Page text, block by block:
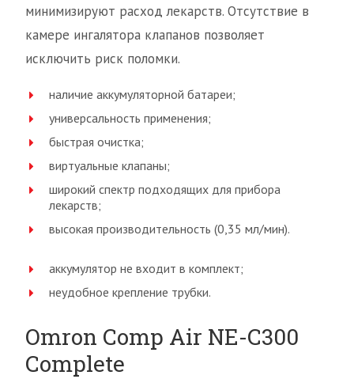
минимизируют расход лекарств. Отсутствие в
камере ингалятора клапанов позволяет
исключить риск поломки.
наличие аккумуляторной батареи;
универсальность применения;
быстрая очистка;
виртуальные клапаны;
широкий спектр подходящих для прибора
лекарств;
высокая производительность (0,35 мл/мин).
аккумулятор не входит в комплект;
неудобное крепление трубки.
Omron Comp Air NE-C300
Complete